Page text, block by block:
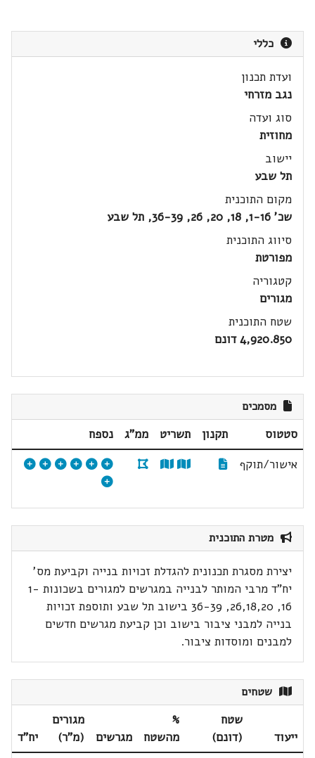
כללי
ועדת תכנון
נגב מזרחי
סוג ועדה
מחוזית
יישוב
תל שבע
מקום התוכנית
שכ' 1-16, 18, 20, 26, 36-39, תל שבע
סיווג התוכנית
מפורטת
קטגוריה
מגורים
שטח התוכנית
4,920.850 דונם
מסמכים
סטטוס תקנון תשריט ממ"ג
נספח
אישור/תוקף
מטרת התוכנית
יצירת מסגרת תכנונית להגדלת זכויות בנייה וקביעת מס'
יח"ד מרבי המותר לבנייה במגרשים למגורים בשכונות 1-
16, 26,18,20, 36-39 בישוב תל שבע ותוספת זכויות
בנייה למבני ציבור בישוב וכן קביעת מגרשים חדשים
למבנים ומוסדות ציבור.
שטחים
ייעוד
שטח
(דונם)
%
מהשטח
מגרשים
מגורים
(מ"ר)
יח"ד